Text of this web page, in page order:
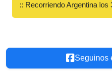
:: Recorriendo Argentina los
Seguinos